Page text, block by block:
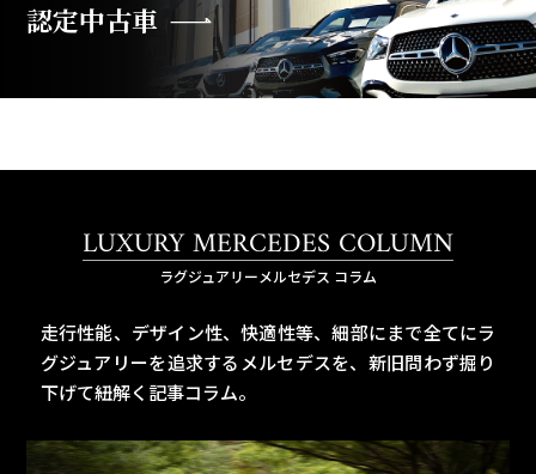
認定中古車
LUXURY MERCEDES COLUMN
ラグジュアリーメルセデス コラム
走行性能、デザイン性、快適性等、細部にまで全てにラ
グジュアリーを追求するメルセデスを、 新旧問わず掘り
下げて紐解く記事コラム。